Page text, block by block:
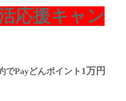
応援キャン
でPayどんポイント 1万円